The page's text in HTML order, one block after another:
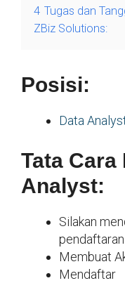
4 Tugas dan
ZBiz Solutions:
Posisi:
Data
Tata Cara
Analyst:
Silakan
Membuat
Mendaftar